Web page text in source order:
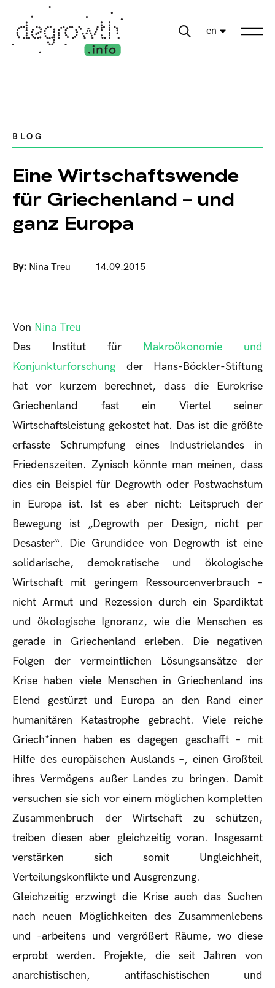
en
BLOG
Eine Wirtschaftswende
für Griechenland – und
ganz Europa
By: Nina Treu 14.09.2015
Von Nina Treu
Das Institut für
Makroökonomie und
Konjunkturforschung der Hans-Böckler-Stiftung
hat vor kurzem berechnet, dass die Eurokrise
Griechenland fast ein Viertel seiner
Wirtschaftsleistung gekostet hat. Das ist die größte
erfasste Schrumpfung eines Industrielandes in
Friedenszeiten. Zynisch könnte man meinen, dass
dies ein Beispiel für Degrowth oder Postwachstum
in Europa ist. Ist es aber nicht: Leitspruch der
Bewegung ist „Degrowth per Design, nicht per
Desaster“. Die Grundidee von Degrowth ist eine
solidarische, demokratische und ökologische
Wirtschaft mit geringem Ressourcenverbrauch –
nicht Armut und Rezession durch ein Spardiktat
und ökologische Ignoranz, wie die Menschen es
gerade in Griechenland erleben. Die negativen
Folgen der vermeintlichen Lösungsansätze der
Krise haben viele Menschen in Griechenland ins
Elend gestürzt und Europa an den Rand einer
humanitären Katastrophe gebracht. Viele reiche
Griech*innen haben es dagegen geschafft – mit
Hilfe des europäischen Auslands –, einen Großteil
ihres Vermögens außer Landes zu bringen. Damit
versuchen sie sich vor einem möglichen kompletten
Zusammenbruch der Wirtschaft zu schützen,
treiben diesen aber gleichzeitig voran. Insgesamt
verstärken sich somit Ungleichheit,
Verteilungskonflikte und Ausgrenzung.
Gleichzeitig erzwingt die Krise auch das Suchen
nach neuen Möglichkeiten des Zusammenlebens
und -arbeitens und vergrößert Räume, wo diese
erprobt werden. Projekte, die seit Jahren von
anarchistischen, antifaschistischen und